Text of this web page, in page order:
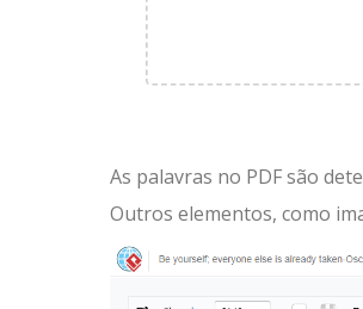
As palavras no PDF são
Outros elementos, como